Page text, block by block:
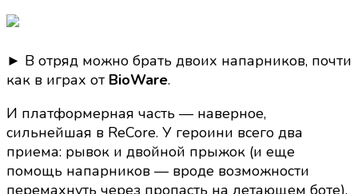
► В отряд можно брать двоих напарников, почти
как в играх от BioWare.
И платформерная часть — наверное,
сильнейшая в ReCore. У героини всего два
приема: рывок и двойной прыжок (и еще
помощь напарников — вроде возможности
перемахнуть через пропасть на летающем боте).